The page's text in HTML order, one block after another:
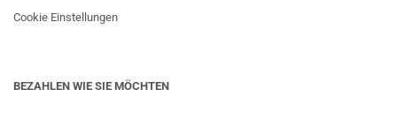
Cookie Einstellungen
BEZAHLEN WIE SIE MÖCHTEN